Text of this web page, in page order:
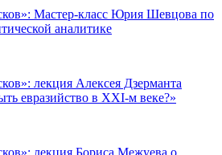
Мастер-класс Юрия Шевцова по
аналитике
лекция Алексея Дзерманта
евразийство в XXI-м веке?»